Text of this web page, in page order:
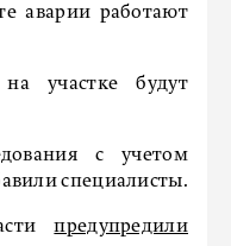
аварии работают
участке будут
с учетом
специалисты.
предупредили